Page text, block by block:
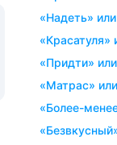
«надеть»
«придти»
«матрас»
«более-